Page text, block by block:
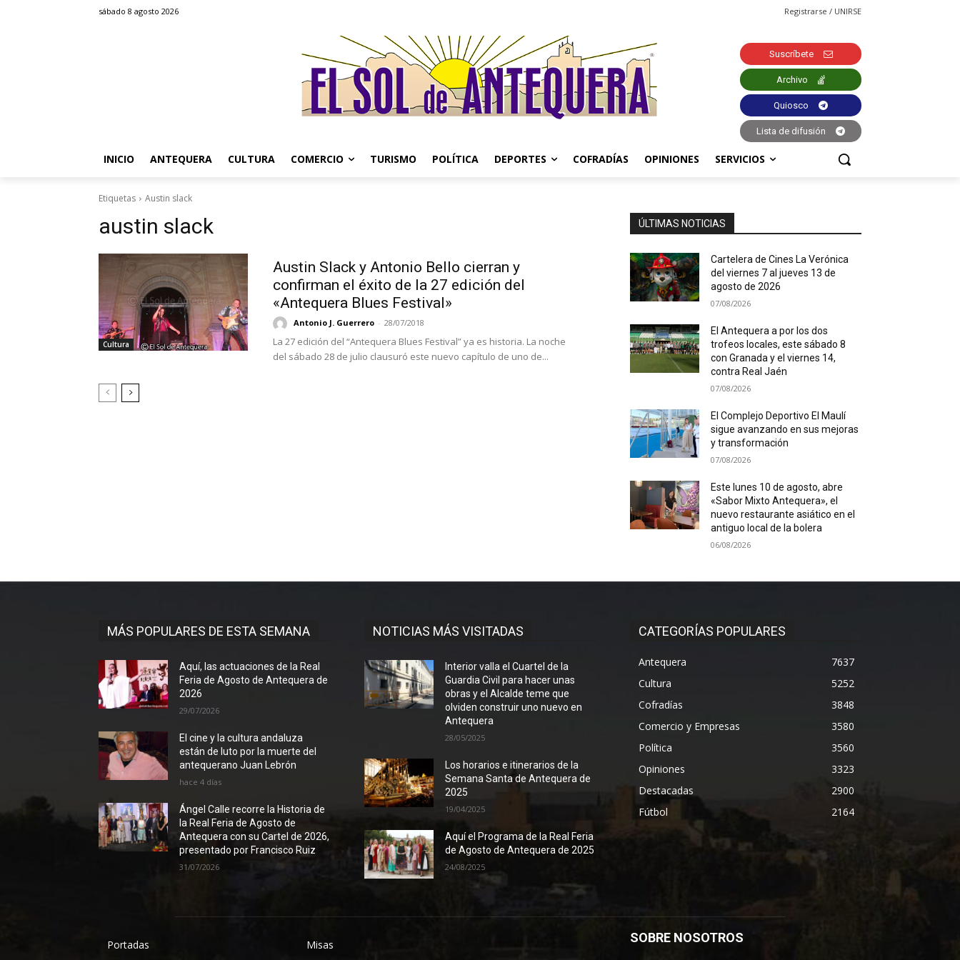
sábado 8 agosto 2026 Registrarse / UNIRSE
Suscríbete
Archivo
Quiosco
Lista de difusión
INICIO ANTEQUERA CULTURA COMERCIO TURISMO POLÍTICA DEPORTES COFRADÍAS OPINIONES SERVICIOS
Etiquetas Austin slack
austin slack
Cultura
Austin Slack y Antonio Bello cierran y
confirman el éxito de la 27 edición del
«Antequera Blues Festival»
Antonio J. Guerrero - 28/07/2018
La 27 edición del “Antequera Blues Festival” ya es historia. La noche
del sábado 28 de julio clausuró este nuevo capítulo de uno de...
ÚLTIMAS NOTICIAS
Cartelera de Cines La Verónica
del viernes 7 al jueves 13 de
agosto de 2026
07/08/2026
El Antequera a por los dos
trofeos locales, este sábado 8
con Granada y el viernes 14,
contra Real Jaén
07/08/2026
El Complejo Deportivo El Maulí
sigue avanzando en sus mejoras
y transformación
07/08/2026
Este lunes 10 de agosto, abre
«Sabor Mixto Antequera», el
nuevo restaurante asiático en el
antiguo local de la bolera
06/08/2026
MÁS POPULARES DE ESTA SEMANA
Aquí, las actuaciones de la Real
Feria de Agosto de Antequera de
2026
29/07/2026
El cine y la cultura andaluza
están de luto por la muerte del
antequerano Juan Lebrón
hace 4 días
Ángel Calle recorre la Historia de
la Real Feria de Agosto de
Antequera con su Cartel de 2026,
presentado por Francisco Ruiz
31/07/2026
NOTICIAS MÁS VISITADAS
Interior valla el Cuartel de la
Guardia Civil para hacer unas
obras y el Alcalde teme que
olviden construir uno nuevo en
Antequera
28/05/2025
Los horarios e itinerarios de la
Semana Santa de Antequera de
2025
19/04/2025
Aquí el Programa de la Real Feria
de Agosto de Antequera de 2025
24/08/2025
CATEGORÍAS POPULARES
Antequera
7637
Cultura
5252
Cofradías
3848
Comercio y Empresas
3580
Política
3560
Opiniones
3323
Destacadas
2900
Fútbol
2164
Portadas
Misas
SOBRE NOSOTROS